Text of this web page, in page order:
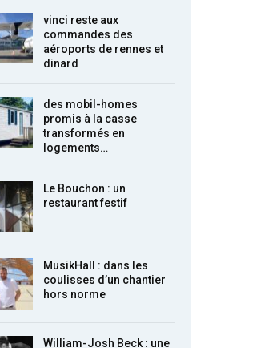
vinci reste aux
commandes des
aéroports de rennes et
dinard
des mobil-homes
promis à la casse
transformés en
logements…
Le Bouchon : un
restaurant festif
MusikHall : dans les
coulisses d’un chantier
hors norme
William-Josh Beck : une